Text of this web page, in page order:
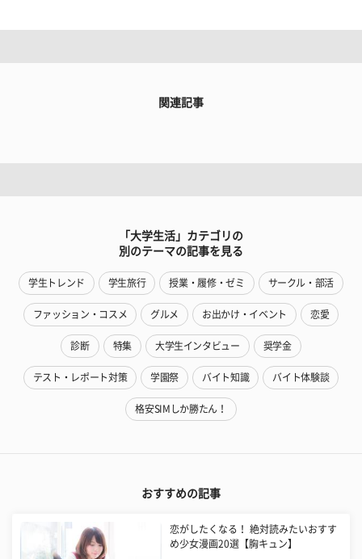
関連記事
「大学生活」カテゴリの
別のテーマの記事を見る
学生トレンド 学生旅行 授業・履修・ゼミ サークル・部活
ファッション・コスメ グルメ お出かけ・イベント 恋愛
診断 特集 大学生インタビュー 奨学金
テスト・レポート対策 学園祭 バイト知識 バイト体験談
格安SIMしか勝たん！
おすすめの記事
恋がしたくなる！ 絶対読みたいおすす
め少女漫画20選【胸キュン】